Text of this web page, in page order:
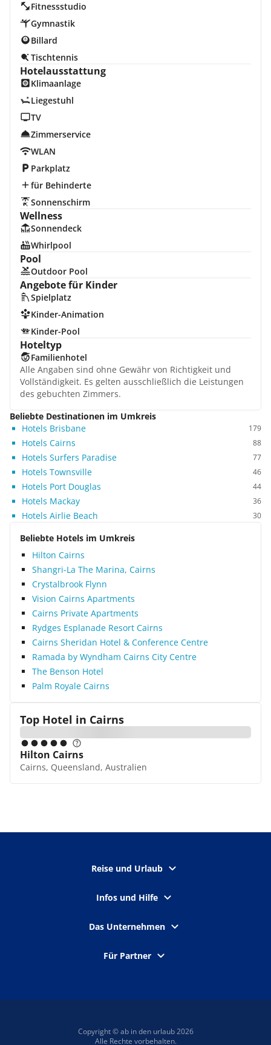
Fitnessstudio
Gymnastik
Billard
Tischtennis
Hotelausstattung
Klimaanlage
Liegestuhl
TV
Zimmerservice
WLAN
Parkplatz
für Behinderte
Sonnenschirm
Wellness
Sonnendeck
Whirlpool
Pool
Outdoor Pool
Angebote für Kinder
Spielplatz
Kinder-Animation
Kinder-Pool
Hoteltyp
Familienhotel
Alle Angaben sind ohne Gewähr von Richtigkeit und
Vollständigkeit. Es gelten ausschließlich die Leistungen
des gebuchten Zimmers.
Beliebte Destinationen im Umkreis
Hotels Brisbane
179
Hotels Cairns 88
Hotels Surfers Paradise 77
Hotels Townsville 46
Hotels Port Douglas 44
Hotels Mackay 36
Hotels Airlie Beach 30
Beliebte Hotels im Umkreis
Hilton Cairns
Shangri-La The Marina, Cairns
Crystalbrook Flynn
Vision Cairns Apartments
Cairns Private Apartments
Rydges Esplanade Resort Cairns
Cairns Sheridan Hotel & Conference Centre
Ramada by Wyndham Cairns City Centre
The Benson Hotel
Palm Royale Cairns
Top Hotel in Cairns
Hilton Cairns
Cairns, Queensland, Australien
Reise und Urlaub
Infos und Hilfe
Das Unternehmen
Für Partner
Copyright © ab in den urlaub 2026
Alle Rechte vorbehalten.